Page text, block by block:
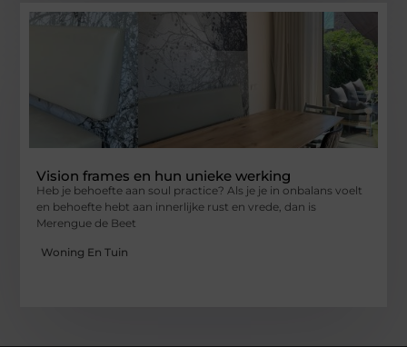
Vision frames en hun unieke werking
Heb je behoefte aan soul practice? Als je je in onbalans voelt
en behoefte hebt aan innerlijke rust en vrede, dan is
Merengue de Beet
Woning En Tuin